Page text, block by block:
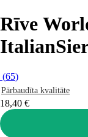
Rīve
Italian
(65)
Pārbaudīta kvalitāte
18,40 €